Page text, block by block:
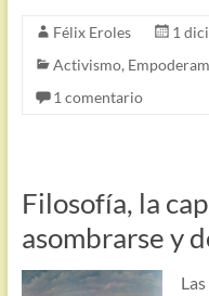
Félix Eroles
1
Activismo,
1 comentario
Filosofía, la
asombrarse y